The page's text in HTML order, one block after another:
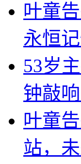
叶童
永恒
53岁
钟敲响
叶童
站，